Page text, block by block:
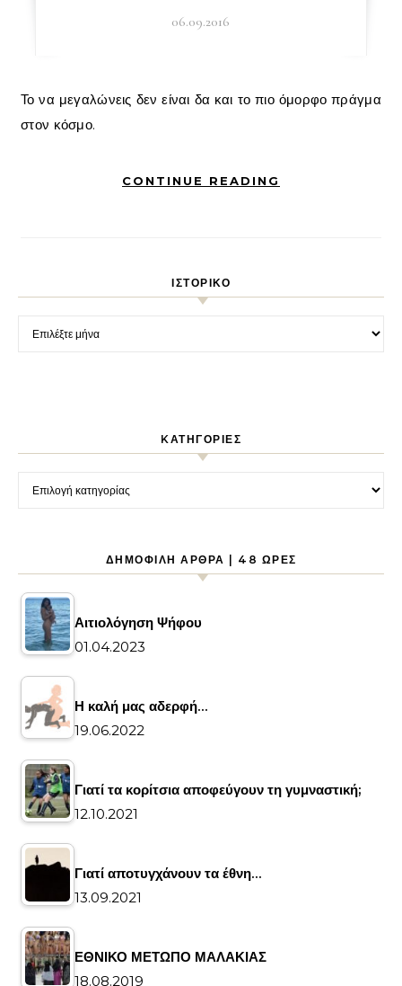
06.09.2016
Το να μεγαλώνεις δεν είναι δα και το πιο όμορφο πράγμα
στον κόσμο.
CONTINUE READING
ΙΣΤΟΡΙΚΌ
KΑΤΗΓΟΡΊΕΣ
ΔΗΜΟΦΙΛΉ ΆΡΘΡΑ | 48 ΏΡΕΣ
Αιτιολόγηση Ψήφου
01.04.2023
Η καλή μας αδερφή…
19.06.2022
Γιατί τα κορίτσια αποφεύγουν τη γυμναστική;
12.10.2021
Γιατί αποτυγχάνουν τα έθνη…
13.09.2021
ΕΘΝΙΚΟ ΜΕΤΩΠΟ ΜΑΛΑΚΙΑΣ
18.08.2019